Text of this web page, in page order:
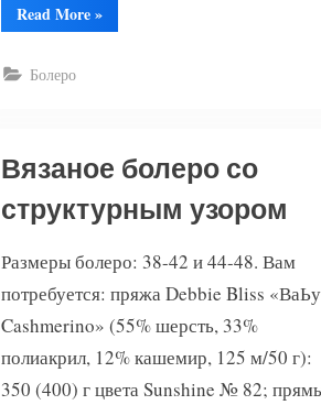
Read More“Вязаное
болеро
»
Болеро
Вязаное болеро со
структурным узором
Размеры болеро: 38-42 и 44-48. Вам
потребуется: пряжа Debbie Bliss «ВаЬу
Cashmerino» (55% шерсть, 33%
полиакрил, 12% кашемир, 125 м/50 г):
350 (400) г цвета Sunshine № 82;